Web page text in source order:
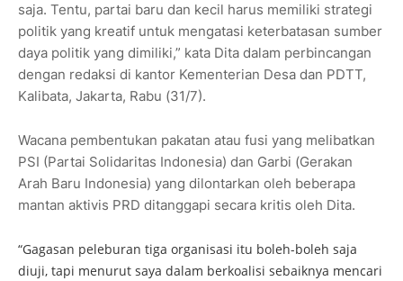
saja. Tentu, partai baru dan kecil harus memiliki strategi
politik yang kreatif untuk mengatasi keterbatasan sumber
daya politik yang dimiliki,” kata Dita dalam perbincangan
dengan redaksi di kantor Kementerian Desa dan PDTT,
Kalibata, Jakarta, Rabu (31/7).
Wacana pembentukan pakatan atau fusi yang melibatkan
PSI (Partai Solidaritas Indonesia) dan Garbi (Gerakan
Arah Baru Indonesia) yang dilontarkan oleh beberapa
mantan aktivis PRD ditanggapi secara kritis oleh Dita.
“Gagasan peleburan tiga organisasi itu boleh-boleh saja
diuji, tapi menurut saya dalam berkoalisi sebaiknya mencari